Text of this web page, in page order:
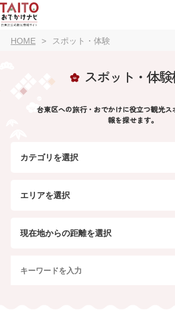
HOME スポット・体験
スポット・体
台東区への旅行・おでかけに役立つ観光ス
報を探せます。
カテゴリを選択
エリアを選択
現在地からの距離を選択